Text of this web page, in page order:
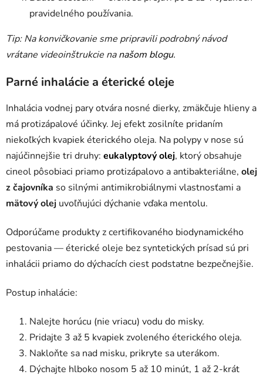
pravidelného používania.
Tip: Na konvičkovanie sme pripravili podrobný návod
vrátane videoinštrukcie nanašom blogu.
Parné inhalácie a éterické oleje
Inhalácia vodnej pary otvára nosné dierky, zmäkčuje hlieny a
má protizápalové účinky. Jej efekt zosilníte pridaním
niekoľkých kvapiek éterického oleja. Na polypy v nose sú
najúčinnejšie tri druhy: eukalyptový olej, ktorý obsahuje
cineol pôsobiaci priamo protizápalovo a antibakteriálne, olej
z čajovníka so silnými antimikrobiálnymi vlastnosťami a
mätový olej uvoľňujúci dýchanie vďaka mentolu.
Odporúčame produkty z certifikovaného biodynamického
pestovania — éterické oleje bez syntetických prísad sú pri
inhalácii priamo do dýchacích ciest podstatne bezpečnejšie.
Postup inhalácie:
Nalejte horúcu (nie vriacu) vodu do misky.
Pridajte 3 až 5 kvapiek zvoleného éterického oleja.
Nakloňte sa nad misku, prikryte sa uterákom.
Dýchajte hlboko nosom 5 až 10 minút, 1 až 2-krát